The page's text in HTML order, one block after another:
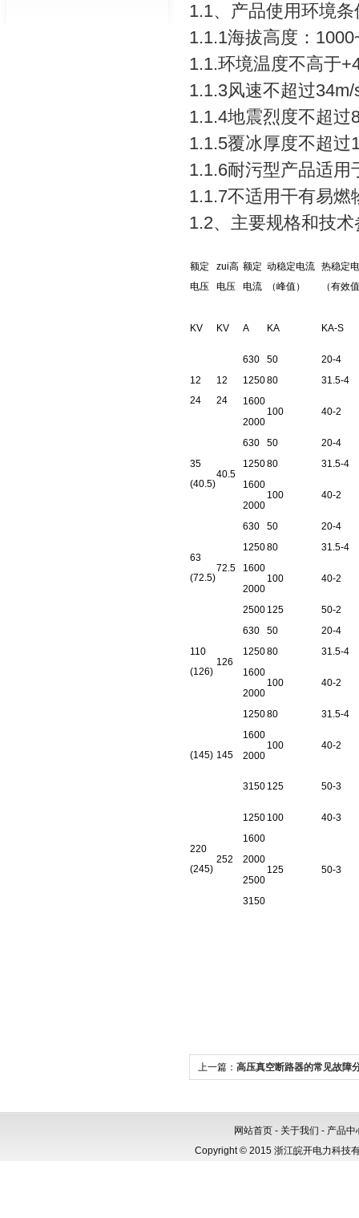
1.1、产品使用环境条
1.1.1海拔高度：
1.1.环境温度不高于
1.1.3风速不超过34m/
1.1.4地震烈度不超过
1.1.5覆冰厚度不超过
1.1.6耐污型产品适用
1.1.7不适用干有易
1.2、主要规格和技
额定
电压
zui高
电压
额定
电流
动稳定电流
（峰值）
热稳定
（有效
KV KV A KA KA-S
12
24
12
24
630 50
20-4
125080
31.5-4
1600
100
40-2
2000
35
(40.5)
40.5
630 50
20-4
125080
31.5-4
1600
100
40-2
2000
63
(72.5)
72.5
630 50
20-4
125080
31.5-4
1600
100
40-2
2000
2500 125 50-2
110
(126)
126
630 50
20-4
125080
31.5-4
1600
100
40-2
2000
(145) 145
125080
31.5-4
1600
100
40-2
2000
3150 125 50-3
220
(245)
252
1250 100
40-3
1600
125 50-3
2000
2500
3150
上一篇： 高压真空断路器的常见故障
网站首页 - 关于我们 - 产品中
Copyright © 2015 浙江皖开电力科技